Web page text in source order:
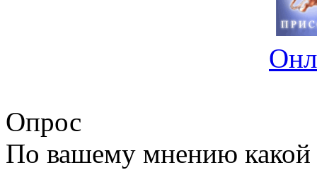
Опрос
По вашему мнению